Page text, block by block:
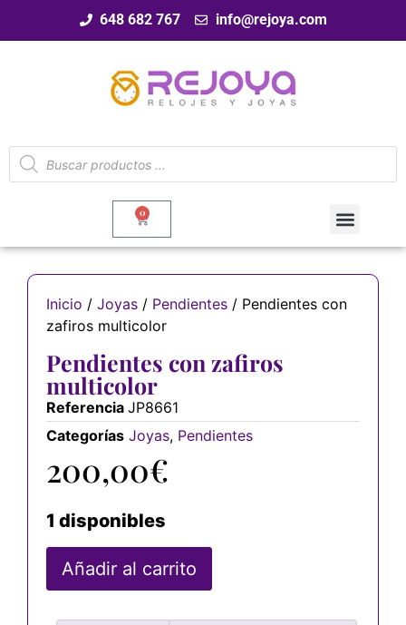
648 682 767 info@rejoya.com
0
Inicio / Joyas / Pendientes / Pendientes con
zafiros multicolor
Pendientes con zafiros
multicolor
Referencia JP8661
Categorías Joyas, Pendientes
200,00€
1 disponibles
Añadir al carrito